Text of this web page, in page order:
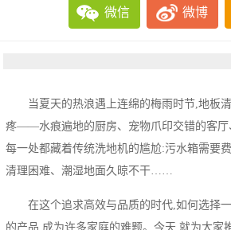
微信 微博
当夏天的热浪遇上连绵的梅雨时节,地板
疼——水痕遍地的厨房、宠物爪印交错的客厅
每一处都藏着传统洗地机的尴尬:污水箱需要
清理困难、潮湿地面久晾不干……
在这个追求高效与品质的时代,如何选择
的产品,成为许多家庭的难题。今天,就为大家